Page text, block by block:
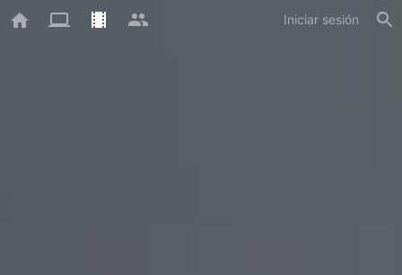
Iniciar sesión